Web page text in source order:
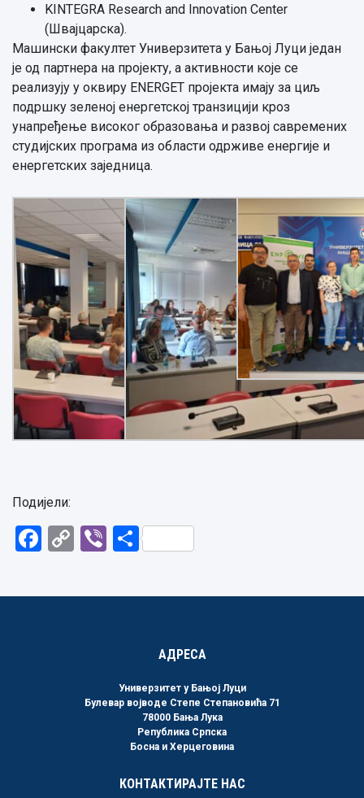
KINTEGRA Research and Innovation Center
(Швајцарска).
Машински факултет Универзитета у Бањој Луци један
је од партнера на пројекту, а активности које се
реализују у оквиру ENERGET пројекта имају за циљ
подршку зеленој енергетској транзицији кроз
унапређење високог образовања и развој савремених
студијских програма из области одрживе енергије и
енергетских заједницa.
Подијели:
Facebook
CopyViberShare
АДРЕСА
Универзитет у Бањој Луци
Булевар војводе Степе Степановића 71
78000 Бања Лука
Република Српска
Босна и Херцеговина
КОНТАКТИРАЈТЕ НАС